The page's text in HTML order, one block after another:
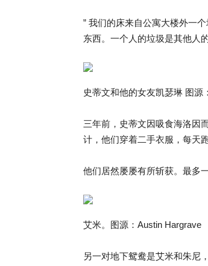
” 我们的床来自公寓大楼外一
东西。一个人的垃圾是其他人
史蒂文和他的女友凯瑟琳 图源
三年前，史蒂文因吸食海洛因
计，他们穿着二手衣服，每天
他们居然屡屡有所斩获。最多
艾米。图源：Austin Hargrave
另一对地下鸳鸯是艾米和朱尼